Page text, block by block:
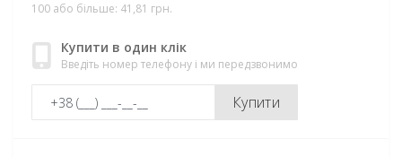
100 або більше: 41,81 грн.
Купити в один клік
Введіть номер телефону і ми передзвонимо
Купити